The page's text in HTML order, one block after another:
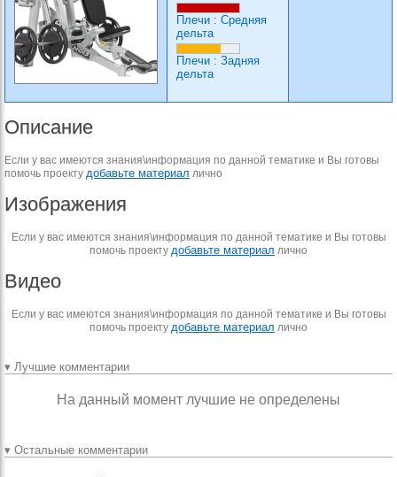
Плечи : Средняя
дельта
Плечи : Задняя
дельта
Описание
Если у вас имеются знания\информация по данной тематике и Вы готовы
помочь проекту добавьте материал лично
Изображения
Если у вас имеются знания\информация по данной тематике и Вы готовы
помочь проекту добавьте материал лично
Видео
Если у вас имеются знания\информация по данной тематике и Вы готовы
помочь проекту добавьте материал лично
▾ Лучшие комментарии
На данный момент лучшие не определены
▾ Остальные комментарии